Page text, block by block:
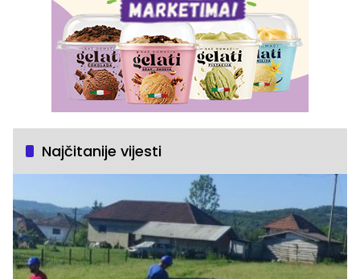
Najčitanije vijesti